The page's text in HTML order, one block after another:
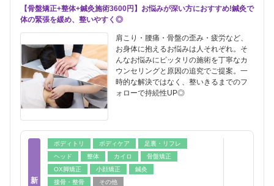
【骨盤矯正+整体+鍼灸施術3600円】お悩みが深い方におすすめ!鍼灸で
体の緊張を緩め、整いやすく◎
肩こり・腰痛・骨盤の歪み・疲労など、
お身体に抱えるお悩みは人それぞれ。そ
んなお悩みにピッタリの施術を丁寧なカ
ウンセリングと原因の追究でご提案。一
時的な解決ではなく、整いきるまでのフ
ォローで持続性UP◎
新
ボディトリ ボディケア
足裏・リフレ
ヘッド
整体 カイロ
骨盤矯正
OX脚矯正
小顔矯正
鍼灸
接骨・整骨
その他